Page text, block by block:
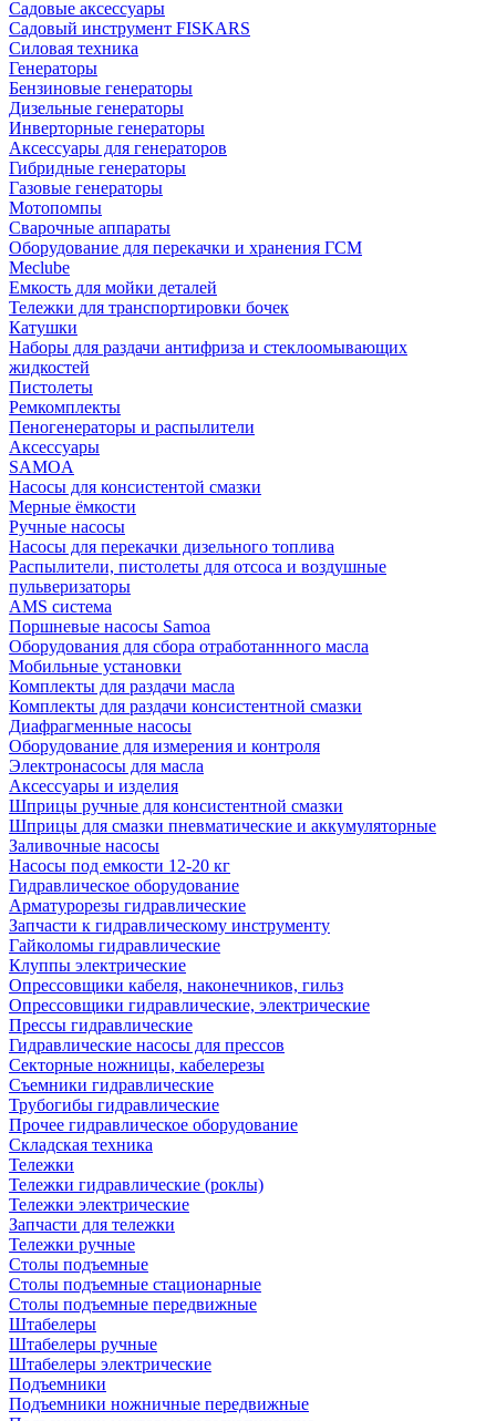
Садовые аксессуары
Садовый инструмент FISKARS
Силовая техника
Генераторы
Бензиновые генераторы
Дизельные генераторы
Инверторные генераторы
Аксессуары для генераторов
Гибридные генераторы
Газовые генераторы
Мотопомпы
Сварочные аппараты
Оборудование для перекачки и хранения ГСМ
Meclube
Емкость для мойки деталей
Тележки для транспортировки бочек
Катушки
Наборы для раздачи антифриза и стеклоомывающих
жидкостей
Пистолеты
Ремкомплекты
Пеногенераторы и распылители
Аксессуары
SAMOA
Насосы для консистентой смазки
Мерные ёмкости
Ручные насосы
Насосы для перекачки дизельного топлива
Распылители, пистолеты для отсоса и воздушные
пульверизаторы
AMS система
Поршневые насосы Samoa
Оборудования для сбора отработаннного масла
Мобильные установки
Комплекты для раздачи масла
Комплекты для раздачи консистентной смазки
Диафрагменные насосы
Оборудование для измерения и контроля
Электронасосы для масла
Аксессуары и изделия
Шприцы ручные для консистентной смазки
Шприцы для смазки пневматические и аккумуляторные
Заливочные насосы
Насосы под емкости 12-20 кг
Гидравлическое оборудование
Арматурорезы гидравлические
Запчасти к гидравлическому инструменту
Гайколомы гидравлические
Клуппы электрические
Опрессовщики кабеля, наконечников, гильз
Опрессовщики гидравлические, электрические
Прессы гидравлические
Гидравлические насосы для прессов
Секторные ножницы, кабелерезы
Съемники гидравлические
Трубогибы гидравлические
Прочее гидравлическое оборудование
Складская техника
Тележки
Тележки гидравлические (роклы)
Тележки электрические
Запчасти для тележки
Тележки ручные
Столы подъемные
Столы подъемные стационарные
Столы подъемные передвижные
Штабелеры
Штабелеры ручные
Штабелеры электрические
Подъемники
Подъемники ножничные передвижные